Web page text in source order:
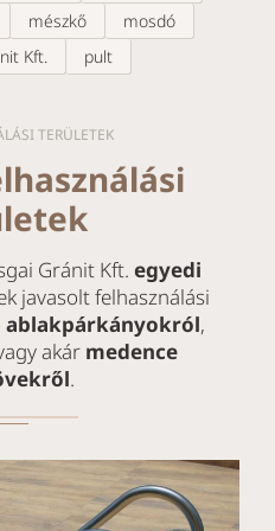
mészkő
mosdó
Kft.
pult
TERÜLETEK
Gránit Kft. egyedi
javasolt felhasználási
ablakpárkányokról,
akár medence
.